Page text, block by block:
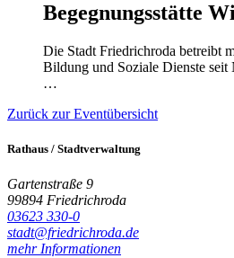
Begegnungsstätte
Die Stadt Friedrichroda betreibt
Bildung und Soziale Dienste seit
…
Zurück zur Eventübersicht
Rathaus / Stadtverwaltung
Gartenstraße 9
99894 Friedrichroda
03623 330-0
stadt@friedrichroda.de
mehr Informationen